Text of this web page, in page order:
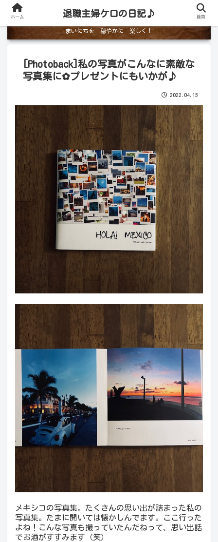
まいにちを 穏やかに 楽しく！
[Photoback]私の写真がこんなに素敵な
写真集に✿プレゼントにもいかが♪
2022.04.15
メキシコの写真集。たくさんの思い出が詰まった私の
写真集。たまに開いては懐かしんでます。ここ行った
よね！こんな写真も撮っていたんだねって、思い出話
でお酒がすすみます（笑）
ホーム 退職主婦ケロの日記♪ 検索